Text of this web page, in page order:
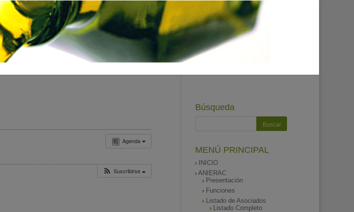
Agenda
Suscribirse
Búsqueda
MENÚ PRINCIPAL
INICIO
ANIERAC
Presentación
Funciones
Listado de Asociados
Listado Completo